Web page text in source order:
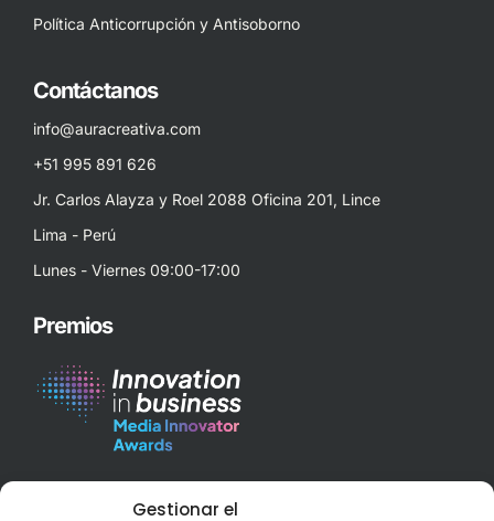
Gestionar el
Política Anticorrupción y Antisoborno
Contáctanos
info@auracreativa.com
+51 995 891 626
Jr. Carlos Alayza y Roel 2088 Oficina 201, Lince
Lima - Perú
Lunes - Viernes 09:00-17:00
Premios
Best Corporate Branding & Digital Marketing 2023 – Peru